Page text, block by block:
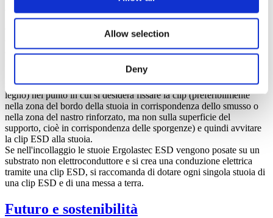
Allow selection
Deny
Ciò avviene tramite una clip ESD in metallo in dotazione. Questa
clip viene fissata o avvitata alla stuoia e quindi collegata con un cavo
a un dispositivo di messa a terra (ad es. messa a terra della
Se necessario, vengono forniti la clip metallica ESD e il cavo di
scarico. Praticare un foro di Ø 5 - 6 mm (ad es. con un trapano per
legno) nel punto in cui si desidera fissare la clip (preferibilmente
nella zona del bordo della stuoia in corrispondenza dello smusso o
nella zona del nastro rinforzato, ma non sulla superficie del
supporto, cioè in corrispondenza delle sporgenze) e quindi avvitare
la clip ESD alla stuoia.
Se nell'incollaggio le stuoie Ergolastec ESD vengono posate su un
substrato non elettroconduttore e si crea una conduzione elettrica
tramite una clip ESD, si raccomanda di dotare ogni singola stuoia di
una clip ESD e di una messa a terra.
Futuro e sostenibilità